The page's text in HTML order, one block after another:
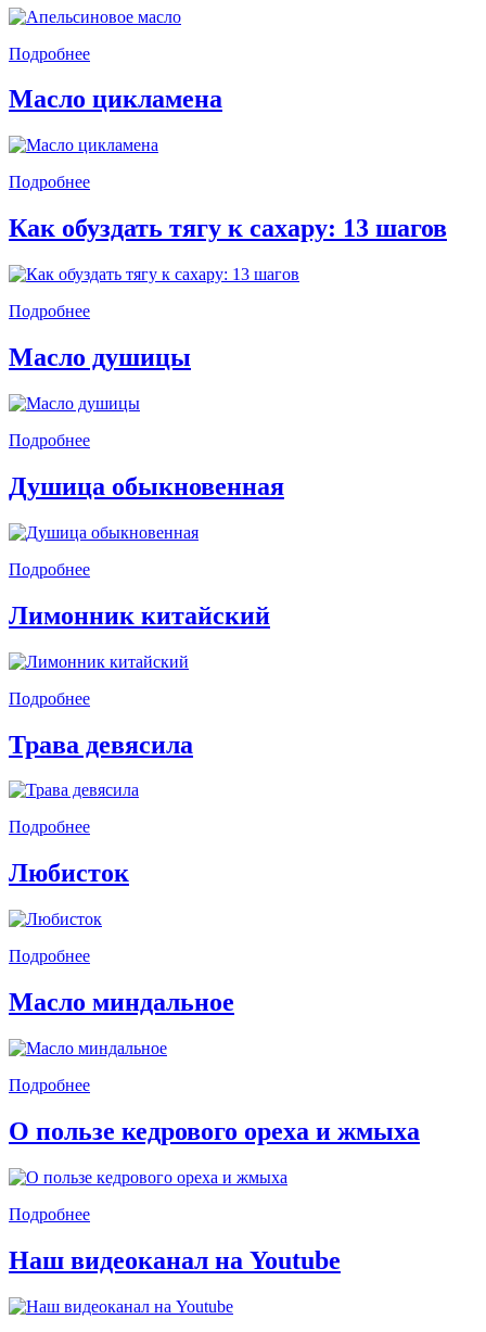
Подробнее
Масло цикламена
Подробнее
Как обуздать тягу к сахару: 13 шагов
Подробнее
Масло душицы
Подробнее
Душица обыкновенная
Подробнее
Лимонник китайский
Подробнее
Трава девясила
Подробнее
Любисток
Подробнее
Масло миндальное
Подробнее
О пользе кедрового ореха и жмыха
Подробнее
Наш видеоканал на Youtube